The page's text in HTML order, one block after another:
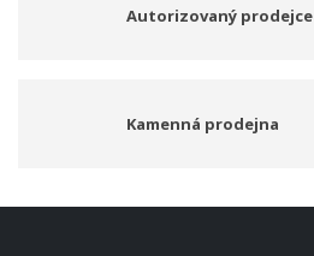
Autorizovaný prodejce
Kamenná prodejna